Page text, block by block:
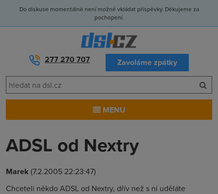
Do diskuse momentálně není možné vkládat příspěvky. Děkujeme za
pochopení.
277 270 707 Zavoláme zpátky
MENU
ADSL od Nextry
Marek (7.2.2005 22:23:47)
Chceteli někdo ADSL od Nextry, dřív než s ní uděláte